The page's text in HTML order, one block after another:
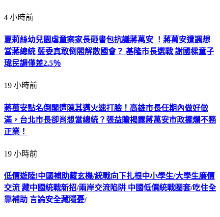
4 小時前
夏莉絲幼兒園虐童案家長砸書包抗議蔣萬安 ！蔣萬安遭諷想
當蔣總統 藍委真敢倒閣解散國會？ 基隆市長選戰 謝國樑童子
瑋民調僅差2.5％
19 小時前
蔣萬安點名倒閣遭陳其邁火速打臉！高雄市長任期內做好做
滿，台北市長卻肖想當總統？張益贍揭露蔣萬安市政擺爛不務
正業！
19 小時前
低價遊陸!中國補助藏玄機/統戰向下扎根中小學生/大學生廉價
交流 藏中國統戰新招/兩岸交流陷阱 中國低價統戰圈套/吃住全
靠補助 言論安全藏隱憂/